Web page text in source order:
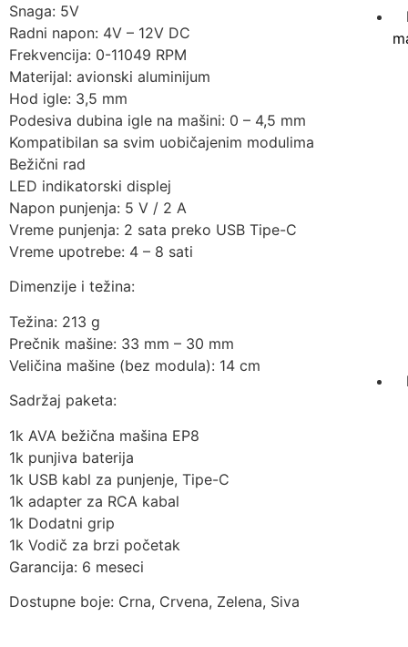
Snaga: 5V
Radni napon: 4V – 12V DC
Frekvencija: 0-11049 RPM
Materijal: avionski aluminijum
Hod igle: 3,5 mm
Podesiva dubina igle na mašini: 0 – 4,5 mm
Kompatibilan sa svim uobičajenim modulima
Bežični rad
LED indikatorski displej
Napon punjenja: 5 V / 2 A
Vreme punjenja: 2 sata preko USB Tipe-C
Vreme upotrebe: 4 – 8 sati
Dimenzije i težina:
Težina: 213 g
Prečnik mašine: 33 mm – 30 mm
Veličina mašine (bez modula): 14 cm
Sadržaj paketa:
1k AVA bežična mašina EP8
1k punjiva baterija
1k USB kabl za punjenje, Tipe-C
1k adapter za RCA kabal
1k Dodatni grip
1k Vodič za brzi početak
Garancija: 6 meseci
Dostupne boje: Crna, Crvena, Zelena, Siva